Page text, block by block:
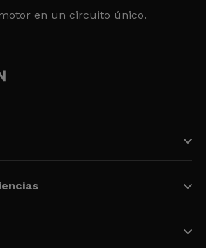
en un circuito único.